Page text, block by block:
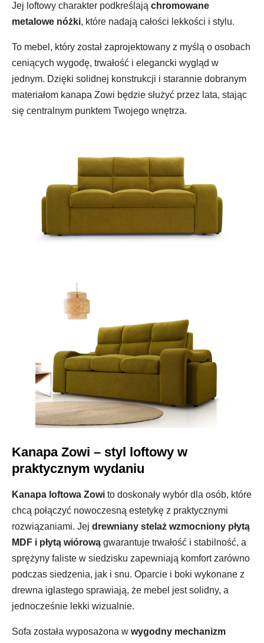
Jej loftowy charakter podkreślają chromowane
metalowe nóżki, które nadają całości lekkości i stylu.
To mebel, który został zaprojektowany z myślą o osobach
ceniących wygodę, trwałość i elegancki wygląd w
jednym. Dzięki solidnej konstrukcji i starannie dobranym
materiałom kanapa Zowi będzie służyć przez lata, stając
się centralnym punktem Twojego wnętrza.
Kanapa Zowi – styl loftowy w
praktycznym wydaniu
Kanapa loftowa Zowi to doskonały wybór dla osób, które
chcą połączyć nowoczesną estetykę z praktycznymi
rozwiązaniami. Jej drewniany stelaż wzmocniony płytą
MDF i płytą wiórową gwarantuje trwałość i stabilność, a
sprężyny faliste w siedzisku zapewniają komfort zarówno
podczas siedzenia, jak i snu. Oparcie i boki wykonane z
drewna iglastego sprawiają, że mebel jest solidny, a
jednocześnie lekki wizualnie.
Sofa została wyposażona w wygodny mechanizm